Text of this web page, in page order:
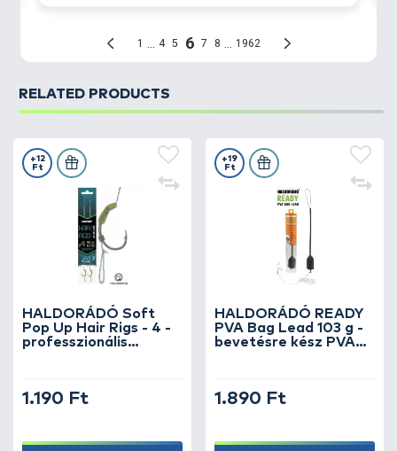
Karakterisztika: 2,75 Lbs
RELATED PRODUCTS
HALDORÁDÓ Soft
Pop Up Hair Rigs - 4 -
professzionális
+12
Ft
1.190 Ft
HALDORÁDÓ READY
PVA Bag Lead 103 g -
bevetésre kész PVA
+19
Ft
1.890 Ft